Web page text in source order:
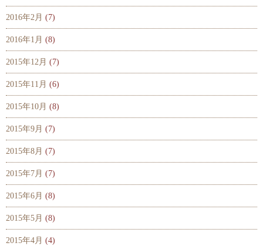
2016年2月 (7)
2016年1月 (8)
2015年12月 (7)
2015年11月 (6)
2015年10月 (8)
2015年9月 (7)
2015年8月 (7)
2015年7月 (7)
2015年6月 (8)
2015年5月 (8)
2015年4月 (4)